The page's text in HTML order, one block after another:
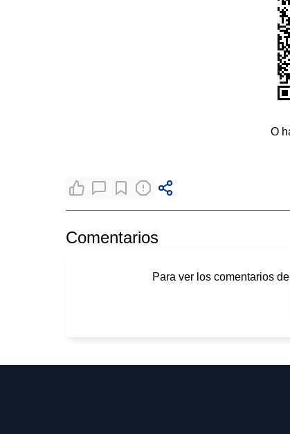
O
Comentarios
Para ver los comentarios